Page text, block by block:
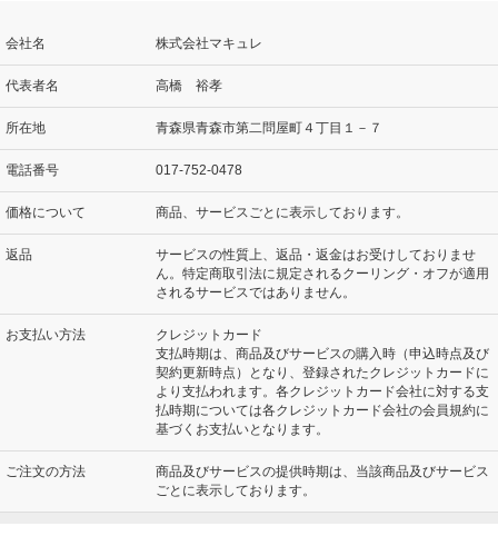
会社名 株式会社マキュレ
代表者名 高橋 裕孝
所在地 青森県青森市第二問屋町４丁目１－７
電話番号 017-752-0478
価格について 商品、サービスごとに表示しております。
返品
サービスの性質上、返品・返金はお受けしておりませ
ん。特定商取引法に規定されるクーリング・オフが適用
されるサービスではありません。
お支払い方法
クレジットカード
支払時期は、商品及びサービスの購入時（申込時点及び
契約更新時点）となり、登録されたクレジットカードに
より支払われます。各クレジットカード会社に対する支
払時期については各クレジットカード会社の会員規約に
基づくお支払いとなります。
ご注文の方法
商品及びサービスの提供時期は、当該商品及びサービス
ごとに表示しております。